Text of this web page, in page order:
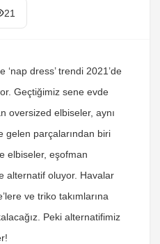
21
dress’ trendi 2021’de
Geçtiğimiz sene evde
oversized elbiseler, aynı
gelen parçalarından biri
elbiseler, eşofman
alternatif oluyor. Havalar
ve triko takımlarına
Peki alternatifimiz